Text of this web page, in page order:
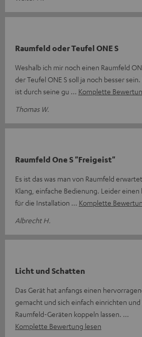
Raumfeld oder Teufel ONE S
Weshalb ich mir noch einen Raumfeld
der Teufel ONE S soll ja noch besser
ist durch seine gu
Komplette
Thomas W.
Raumfeld One S "Freigeist"
Es ist das was man von Raumfeld
Klang, einfache Bedienung. Leider einen
für die Installation
Komplette
Albrecht H.
Licht und Schatten
Das Gerät hat anfangs einen
gemacht und sich einfach einrichten
Raumfeld-Geräten koppeln lassen.
Komplette Bewertung lesen